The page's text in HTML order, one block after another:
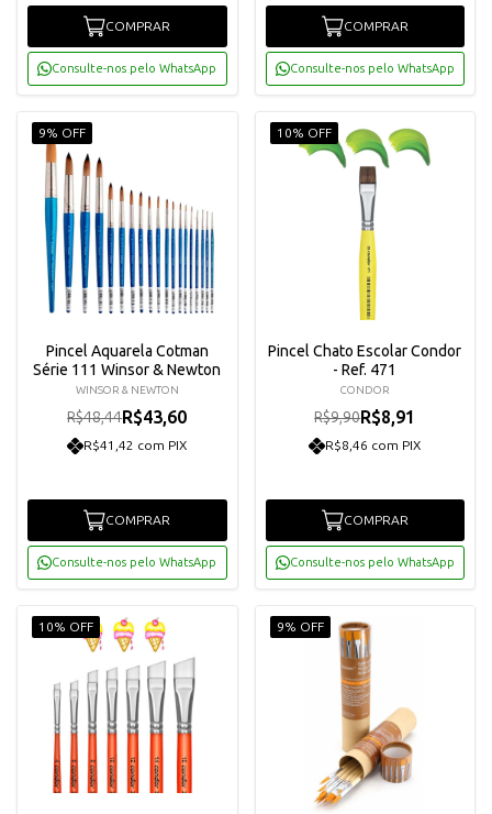
COMPRAR
Consulte-nos pelo WhatsApp
COMPRAR
Consulte-nos pelo WhatsApp
9% OFF
Pincel Aquarela Cotman
Série 111 Winsor & Newton
WINSOR & NEWTON
R$48,44R$43,60
R$41,42 com PIX
COMPRAR
Consulte-nos pelo WhatsApp
10% OFF
Pincel Chato Escolar Condor
- Ref. 471
CONDOR
R$9,90R$8,91
R$8,46 com PIX
COMPRAR
Consulte-nos pelo WhatsApp
10% OFF 9% OFF